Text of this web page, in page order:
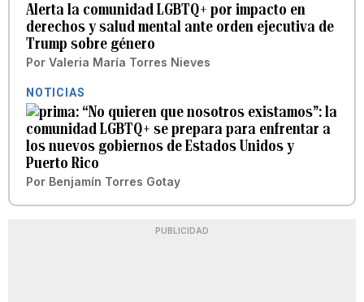
Alerta la comunidad LGBTQ+ por impacto en
derechos y salud mental ante orden ejecutiva de
Trump sobre género
Por Valeria María Torres Nieves
NOTICIAS
“No quieren que nosotros existamos”: la
comunidad LGBTQ+ se prepara para enfrentar a
los nuevos gobiernos de Estados Unidos y
Puerto Rico
Por Benjamín Torres Gotay
PUBLICIDAD